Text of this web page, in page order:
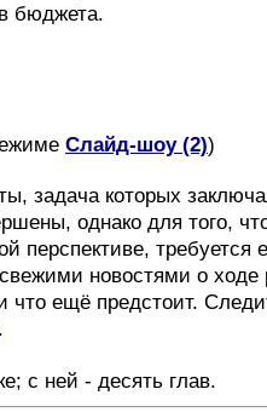
бюджета.
Слайд-шоу (2))
задача которых
однако для того,
перспективе,
новостями о ходе
что ещё предстоит.
.
с ней - десять глав.